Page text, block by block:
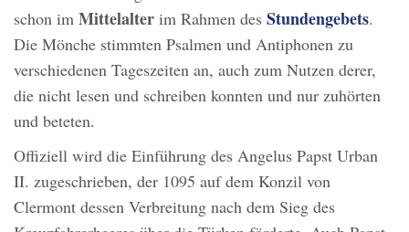
schon im Mittelalter im Rahmen des Stundengebets.
Die Mönche stimmten Psalmen und Antiphonen zu
verschiedenen Tageszeiten an, auch zum Nutzen derer,
die nicht lesen und schreiben konnten und nur zuhörten
und beteten.
Offiziell wird die Einführung des Angelus Papst Urban
II. zugeschrieben, der 1095 auf dem Konzil von
Clermont dessen Verbreitung nach dem Sieg des